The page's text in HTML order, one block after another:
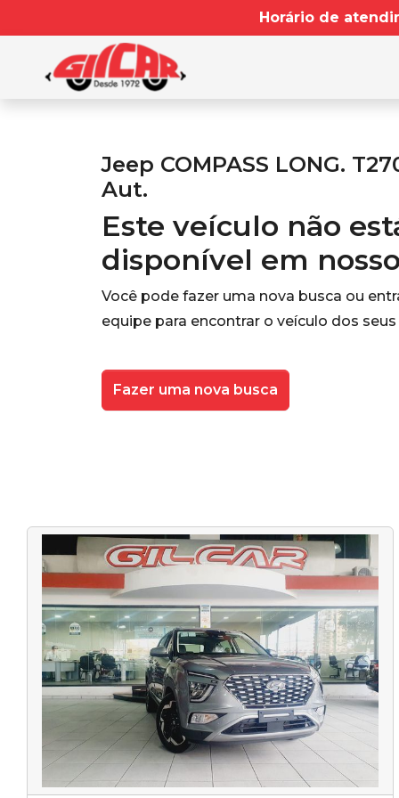
Horário de
Jeep COMPASS LONG.
Aut.
Este veículo não
disponível em
Você pode fazer uma nova busca ou
equipe para encontrar o veículo dos
Fazer uma nova busca